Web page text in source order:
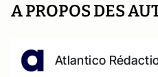
A PROPOS DES
Atlantico